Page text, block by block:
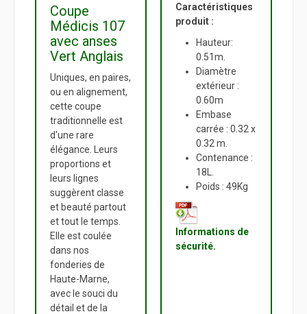
Coupe
Médicis 107
avec anses
Vert Anglais
Uniques, en paires,
ou en alignement,
cette coupe
traditionnelle est
d'une rare
élégance. Leurs
proportions et
leurs lignes
suggèrent classe
et beauté partout
et tout le temps.
Elle est coulée
dans nos
fonderies de
Haute-Marne,
avec le souci du
détail et de la
Caractéristiques
produit :
Hauteur:
0.51m.
Diamètre
extérieur :
0.60m
Embase
carrée : 0.32 x
0.32 m.
Contenance :
18L.
Poids : 49Kg
Informations de
sécurité.